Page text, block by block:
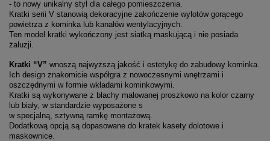
- to nowy unikalny styl dla całego pomieszczenia.
Kratki serii V stanowią dekoracyjne zakończenie wylotów gorącego
powietrza z kominka lub kanałów wentylacyjnych.
Ten model kratki wykończony jest siatką maskującą i nie posiada
żaluzji.
Kratki “V” wnoszą najwyższą jakość i estetykę do zabudowy kominka.
Ich design znakomicie współgra z nowoczesnymi wnętrzami i
oszczędnymi w formie wkładami kominkowymi.
Kratki są wykonywane z blachy malowanej proszkowo na kolor czarny
lub biały, w standardzie wyposażone s
w specjalną, sztywną ramkę montażową.
Dodatkową opcją są dopasowane do kratek kasety dolotowe i
maskownice.